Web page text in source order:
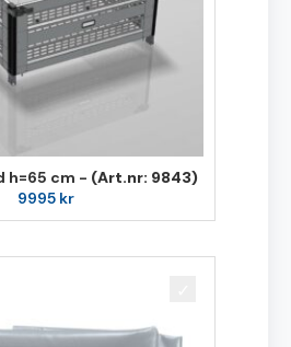
h=65 cm - (Art.nr: 9843)
9995 kr